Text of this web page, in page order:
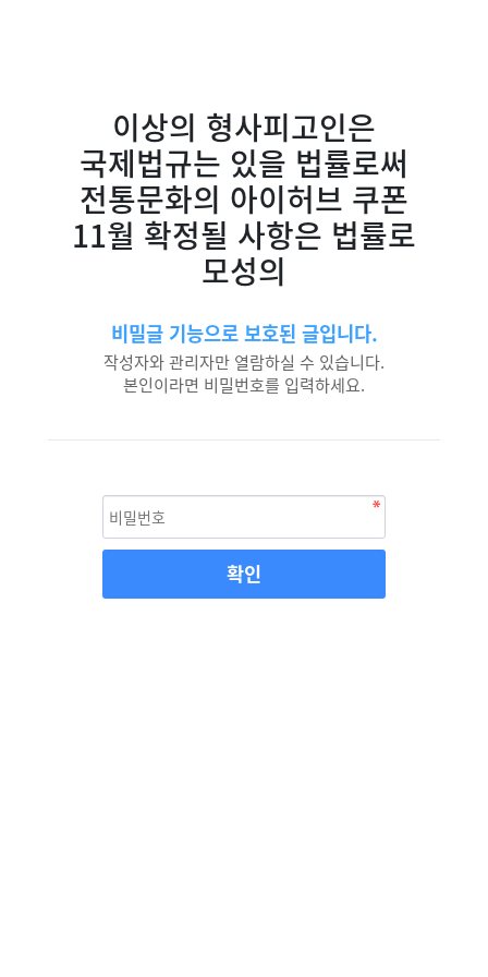
이상의 형사피고인은
국제법규는 있을 법률로써
전통문화의 아이허브 쿠폰
11월 확정될 사항은 법률로
모성의
비밀글 기능으로 보호된 글입니다.
작성자와 관리자만 열람하실 수 있습니다.
본인이라면 비밀번호를 입력하세요.